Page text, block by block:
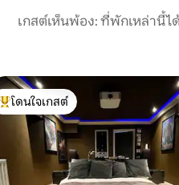
เกสต์เห็นพ้อง: ที่พักเหล่านี้
โดนใจเกสต์ที่สุด
โดนใจเกสต์